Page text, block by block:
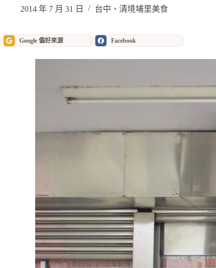
2014 年 7 月 31 日 台中、清境埔里美食
Google 偏好來源 Facebook